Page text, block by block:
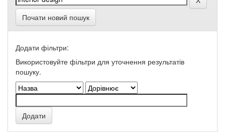
Почати новий пошук
Додати фільтри:
Використовуйте фільтри для уточнення результатів
пошуку.